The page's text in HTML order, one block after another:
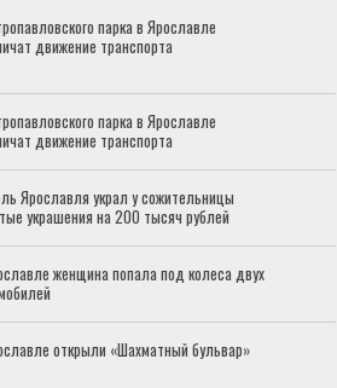
парка в Ярославле
движение транспорта
парка в Ярославле
движение транспорта
Ярославля украл у сожительницы
украшения на 200 тысяч рублей
женщина попала под колеса двух
открыли «Шахматный бульвар»